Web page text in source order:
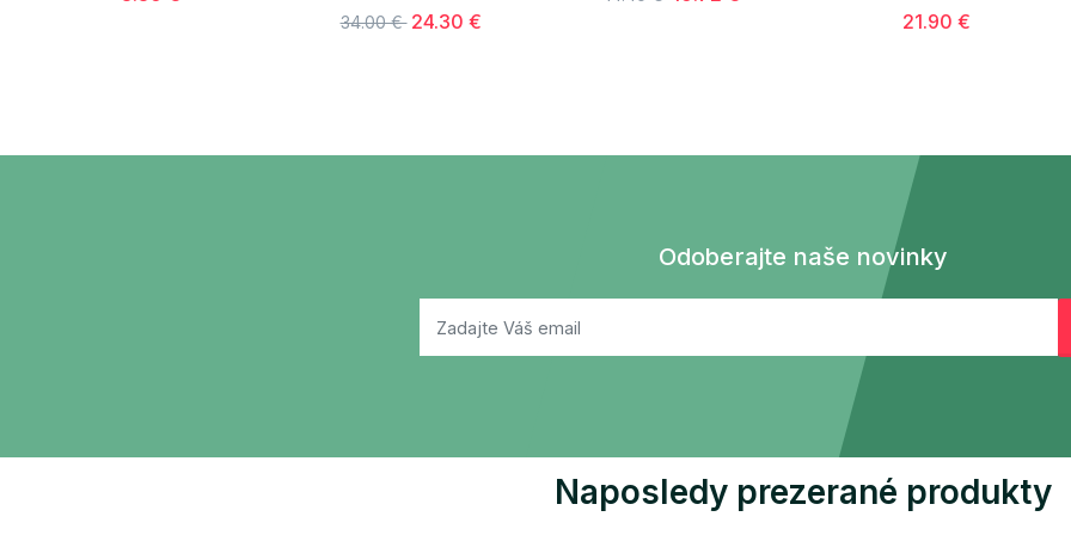
34.00 € 24.30 €
21.90 €
Odoberajte naše novinky
Naposledy prezerané produkty